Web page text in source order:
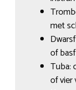
met
of
Tuba:
of vier